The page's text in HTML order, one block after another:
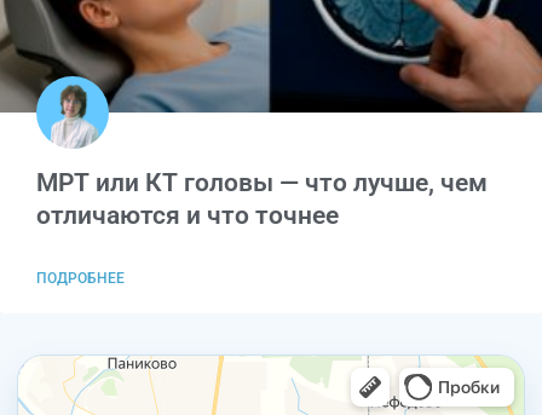
МРТ или КТ головы — что лучше, чем
отличаются и что точнее
ПОДРОБНЕЕ